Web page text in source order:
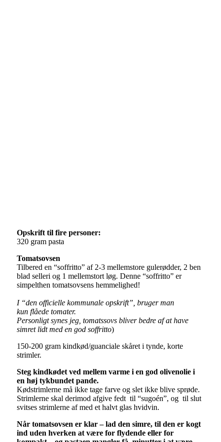
Opskrift til fire personer:
320 gram pasta
Tomatsovsen
Tilbered en “soffritto” af 2-3 mellemstore gulerødder, 2 ben
blad selleri og 1 mellemstort løg. Denne “soffritto” er
simpelthen tomatsovsens hemmelighed!
I “den officielle kommunale opskrift”, bruger man
kun flåede tomater.
Personligt synes jeg, tomatssovs bliver bedre af at have
simret lidt med en god soffritto)
150-200 gram kindkød/guanciale skåret i tynde, korte
strimler.
Steg kindkødet ved mellem varme i en god olivenolie i
en høj tykbundet pande.
Kødstrimlerne må ikke tage farve og slet ikke blive sprøde.
Strimlerne skal derimod afgive fedt til “sugoén”, og til slut
svitses strimlerne af med et halvt glas hvidvin.
Når tomatsovsen er klar – lad den simre, til den er kogt
ind uden hverken at være for flydende eller for